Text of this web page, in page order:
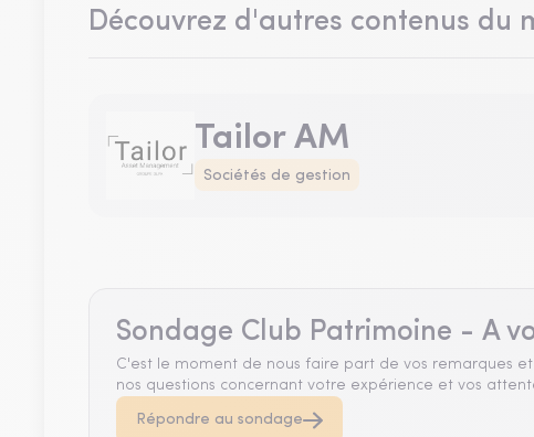
Découvrez d'autres contenus du
Tailor AM
Sociétés de gestion
Sondage Club Patrimoine - A
C'est le moment de nous faire part de vos remarques
nos questions concernant votre expérience et vos
Répondre au sondage